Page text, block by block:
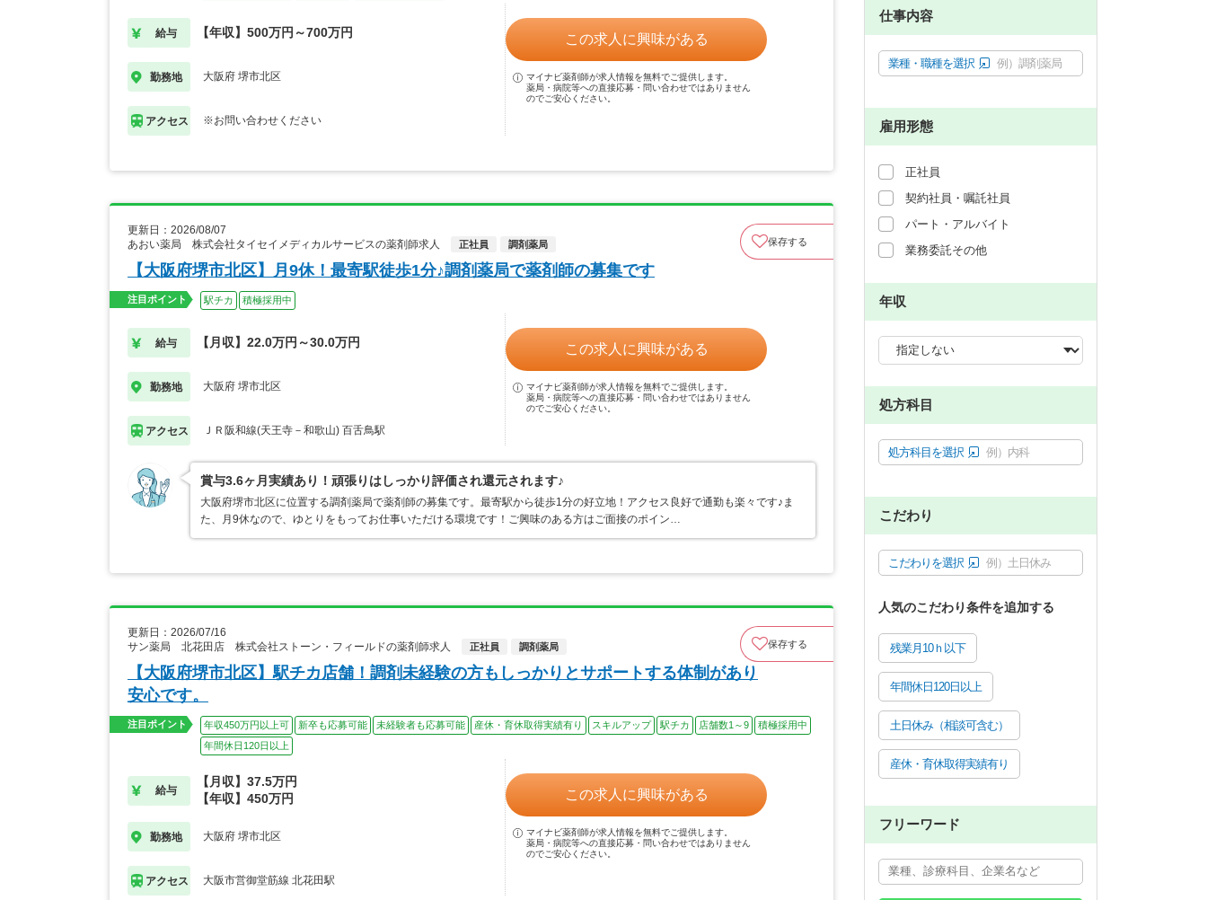
給与 【年収】500万円～700万円
勤務地 大阪府 堺市北区
アクセス ※お問い合わせください
この求人に興味がある
マイナビ薬剤師が求人情報を無料でご提供します。
薬局・病院等への直接応募・問い合わせではありません
のでご安心ください。
更新日：2026/08/07
あおい薬局 株式会社タイセイメディカルサービスの薬剤師求人
正社員 調剤薬局 保存する
【大阪府堺市北区】月9休！最寄駅徒歩1分♪調剤薬局で薬剤師の募集です
注目ポイント 駅チカ 積極採用中
給与 【月収】22.0万円～30.0万円
勤務地 大阪府 堺市北区
アクセス ＪＲ阪和線(天王寺－和歌山) 百舌鳥駅
この求人に興味がある
マイナビ薬剤師が求人情報を無料でご提供します。
薬局・病院等への直接応募・問い合わせではありません
のでご安心ください。
賞与3.6ヶ月実績あり！頑張りはしっかり評価され還元されます♪
大阪府堺市北区に位置する調剤薬局で薬剤師の募集です。最寄駅から徒歩1分の好立地！アクセス良好で通勤も楽々です♪ま
た、月9休なので、ゆとりをもってお仕事いただける環境です！ご興味のある方はご面接のポイン…
更新日：2026/07/16
サン薬局 北花田店 株式会社ストーン・フィールドの薬剤師求人
正社員 調剤薬局 保存する
【大阪府堺市北区】駅チカ店舗！調剤未経験の方もしっかりとサポートする体制があり
安心です。
注目ポイント 年収450万円以上可 新卒も応募可能 未経験者も応募可能 産休・育休取得実績有り スキルアップ 駅チカ 店舗数1～9
積極採用中
年間休日120日以上
給与
【月収】37.5万円
【年収】450万円
勤務地 大阪府 堺市北区
アクセス 大阪市営御堂筋線 北花田駅
この求人に興味がある
マイナビ薬剤師が求人情報を無料でご提供します。
薬局・病院等への直接応募・問い合わせではありません
のでご安心ください。
仕事内容
業種・職種を選択 例）調剤薬局
雇用形態
正社員
契約社員・嘱託社員
パート・アルバイト
業務委託その他
年収
処方科目
処方科目を選択 例）内科
こだわり
こだわりを選択 例）土日休み
人気のこだわり条件を追加する
残業月10ｈ以下
年間休日120日以上
土日休み（相談可含む）
産休・育休取得実績有り
フリーワード